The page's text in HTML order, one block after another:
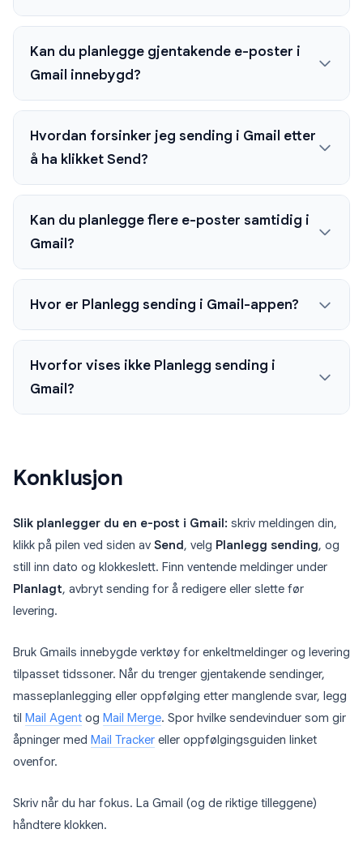
Kan du planlegge gjentakende e-poster i
Gmail innebygd?
Hvordan forsinker jeg sending i Gmail etter
å ha klikket Send?
Kan du planlegge flere e-poster samtidig i
Gmail?
Hvor er Planlegg sending i Gmail-appen?
Hvorfor vises ikke Planlegg sending i
Gmail?
Konklusjon
Slik planlegger du en e-post i Gmail: skriv meldingen din,
klikk på pilen ved siden av Send , velg Planlegg sending, og
still inn dato og klokkeslett. Finn ventende meldinger under
Planlagt, avbryt sending for å redigere eller slette før
levering.
Bruk Gmails innebygde verktøy for enkeltmeldinger og levering
tilpasset tidssoner. Når du trenger gjentakende sendinger,
masseplanlegging eller oppfølging etter manglende svar, legg
til Mail Agent og Mail Merge. Spor hvilke sendevinduer som gir
åpninger med Mail Tracker eller oppfølgingsguiden linket
ovenfor.
Skriv når du har fokus. La Gmail (og de riktige tilleggene)
håndtere klokken.